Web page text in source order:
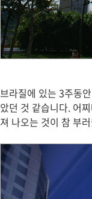
브라질에 있는 3주동
았던 것 같습니다. 어
져 나오는 것이 참 부